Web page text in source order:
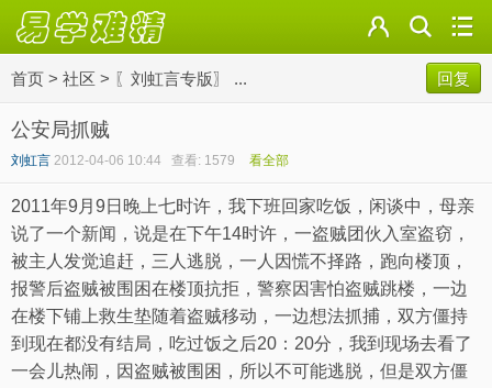
首页 > 社区 > 〖刘虹言专版〗 ... 回复
公安局抓贼
刘虹言 2012-04-06 10:44 查看: 1579 看全部
2011年9月9日 晚上七时许，我下班回家吃饭，闲谈中，母亲
说了一个新闻，说是在下午14时许，一盗贼团伙入室盗窃，
被主人发觉追赶，三人逃脱，一人因慌不择路，跑向楼顶，
报警后盗贼被围困在楼顶抗拒，警察因害怕盗贼跳楼，一边
在楼下铺上救生垫随着盗贼移动，一边想法抓捕，双方僵持
到现在都没有结局，吃过饭之后20：20分，我到现场去看了
一会儿热闹，因盗贼被围困，所以不可能逃脱，但是双方僵